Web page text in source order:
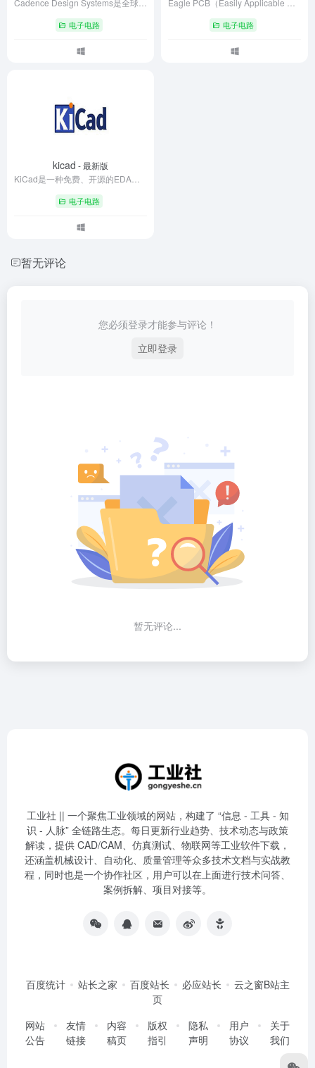
电子电路 电子电路
kicad - 最新版
电子电路
暂无评论
您必须登录才能参与评论！
立即登录
暂无评论...
工业社 || 一个聚焦工业领域的网站，构建了 “信息 - 工具 - 知
识 - 人脉” 全链路生态。每日更新行业趋势、技术动态与政策
解读，提供 CAD/CAM、仿真测试、物联网等工业软件下载，
还涵盖机械设计、自动化、质量管理等众多技术文档与实战教
程，同时也是一个协作社区，用户可以在上面进行技术问答、
案例拆解、项目对接等。
百度统计 站长之家 百度站长 必应站长
云之窗B站主
页
网站
公告
友情
链接
内容
稿页
版权
指引
隐私
声明
用户
协议
关于
我们